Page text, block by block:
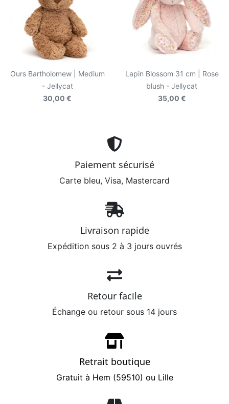
Ours Bartholomew | Medium
- Jellycat
30,00 €
Lapin Blossom 31 cm | Rose
blush - Jellycat
35,00 €
Paiement sécurisé
Carte bleu, Visa, Mastercard
Livraison rapide
Expédition sous 2 à 3 jours ouvrés
Retour facile
Échange ou retour sous 14 jours
Retrait boutique
Gratuit à Hem (59510) ou Lille